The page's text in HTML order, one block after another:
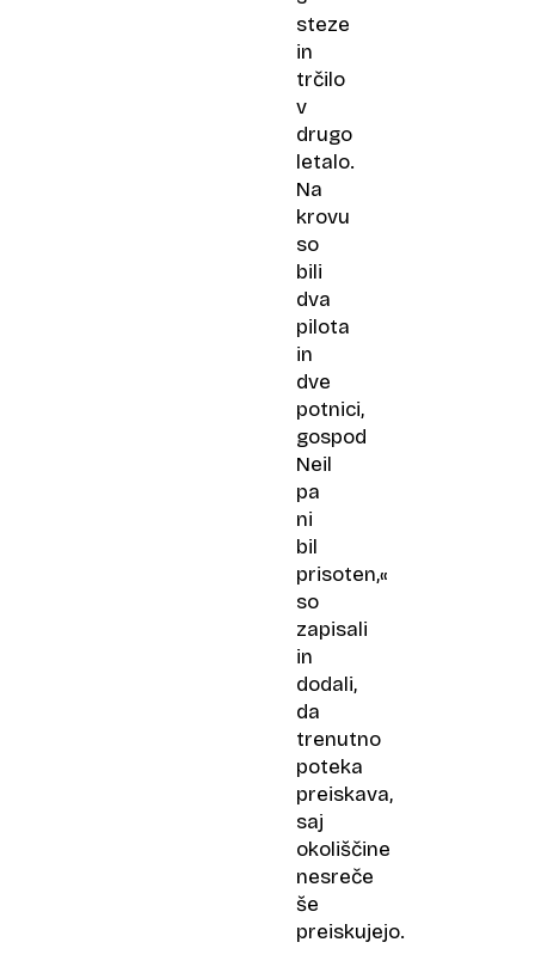
steze
in
trčilo
v
drugo
letalo.
Na
krovu
so
bili
dva
pilota
in
dve
potnici,
gospod
Neil
pa
ni
bil
prisoten,«
so
zapisali
in
dodali,
da
trenutno
poteka
preiskava,
saj
okoliščine
nesreče
še
preiskujejo.